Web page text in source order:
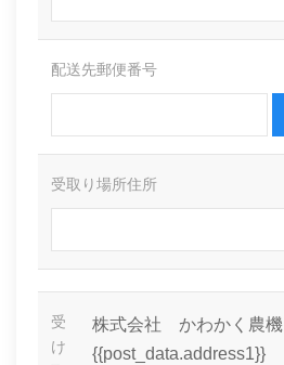
配送先郵便番号
受取り場所住所
受
け
株式会社 かわかく農機
{{post_data.address1}}